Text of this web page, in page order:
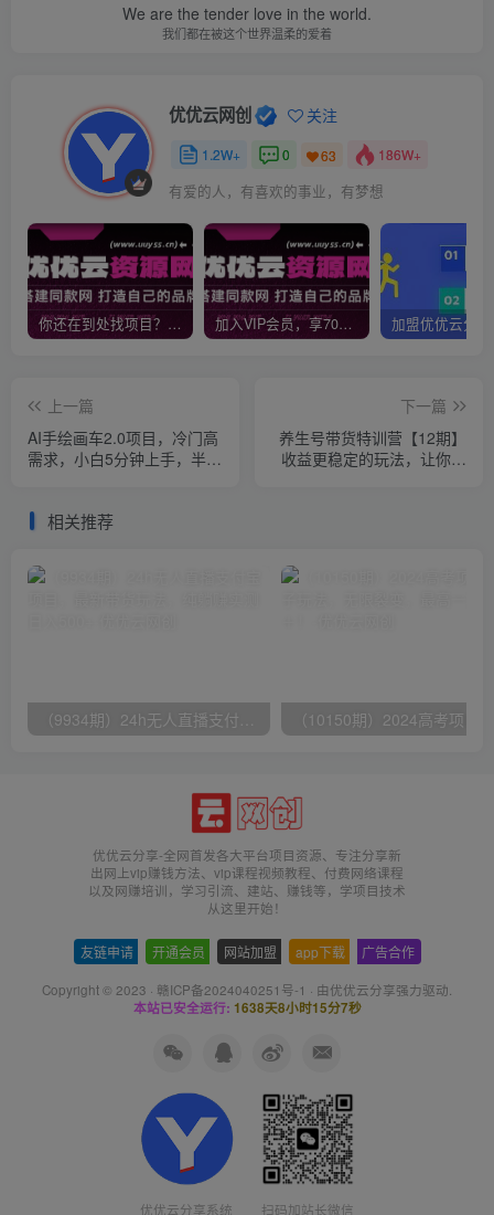
We are the tender love in the world.
我们都在被这个世界温柔的爱着
优优云网创 关注
1.2W+ 0 63 186W+
有爱的人，有喜欢的事业，有梦想
你还在到处找项目？还在当韭菜？我靠网创资源站一个月收入5万+，曾经我也是个失败者。 加入VIP会员，享70%的推广提成，免费学习多种网上创业课程，菜鸟秒变大神！
上一篇
AI手绘画车2.0项目，冷门高
需求，小白5分钟上手，半年
下一篇
养生号带货特训营【12期】
收益更稳定的玩法，让你带
相关推荐
优优云分享-全网首发各大平台项目资源、专注分享新
出网上vip赚钱方法、vip课程视频教程、付费网络课程
以及网赚培训，学习引流、建站、赚钱等，学项目技术
从这里开始！
友链申请 开通会员 网站加盟 app下载 广告合作
Copyright © 2023 · 赣ICP备2024040251号-1 · 由优优云分享强力驱动.
本站已安全运行: 1638天8小时15分8秒
优优云分享系统 扫码加站长微信